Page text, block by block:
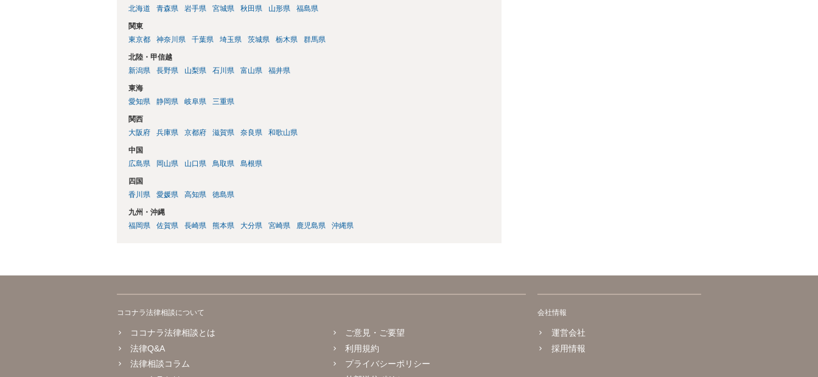
北海道
青森県 岩手県 宮城県 秋田県 山形県 福島県
関東
東京都
神奈川県 千葉県 埼玉県 茨城県 栃木県 群馬県
北陸・甲信越
新潟県
長野県 山梨県 石川県 富山県 福井県
東海
愛知県
静岡県 岐阜県 三重県
関西
大阪府
兵庫県 京都府 滋賀県 奈良県 和歌山県
中国
広島県
岡山県 山口県 鳥取県 島根県
四国
香川県
愛媛県 高知県 徳島県
九州・沖縄
福岡県
佐賀県 長崎県 熊本県 大分県 宮崎県 鹿児島県 沖縄県
ココナラ法律相談について
ココナラ法律相談とは
法律Q&A
法律相談コラム
ご意見・ご要望
利用規約
プライバシーポリシー
会社情報
運営会社
採用情報